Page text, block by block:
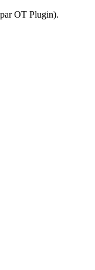
OT Plugin).